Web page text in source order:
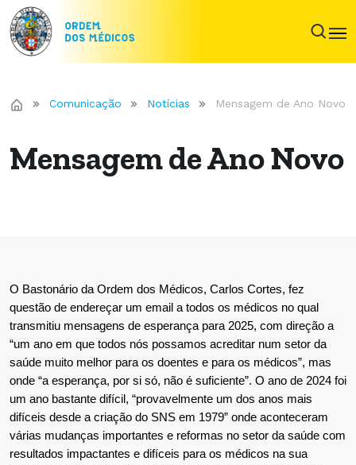
Comunicação Notícias Mensagem de Ano Novo
Mensagem de Ano Novo
O Bastonário da Ordem dos Médicos, Carlos Cortes, fez
questão de endereçar um email a todos os médicos no qual
transmitiu mensagens de esperança para 2025, com direção a
“um ano em que todos nós possamos acreditar num setor da
saúde muito melhor para os doentes e para os médicos”, mas
onde “a esperança, por si só, não é suficiente”. O ano de 2024 foi
um ano bastante difícil, “provavelmente um dos anos mais
difíceis desde a criação do SNS em 1979” onde aconteceram
várias mudanças importantes e reformas no setor da saúde com
resultados impactantes e difíceis para os médicos na sua